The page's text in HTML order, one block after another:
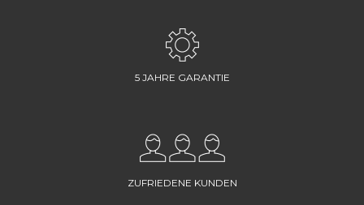
5 JAHRE GARANTIE
ZUFRIEDENE KUNDEN